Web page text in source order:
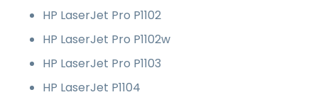
HP LaserJet Pro P1102
HP LaserJet Pro P1102w
HP LaserJet Pro P1103
HP LaserJet P1104